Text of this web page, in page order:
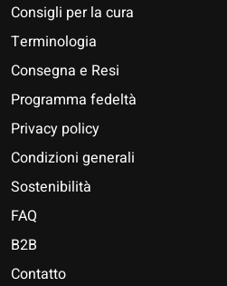
Consigli per la cura
Terminologia
Consegna e Resi
Programma fedeltà
Privacy policy
Condizioni generali
Sostenibilità
FAQ
B2B
Contatto